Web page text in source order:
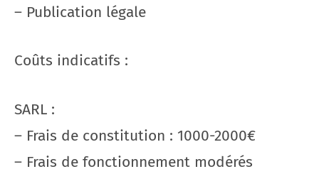
– Publication légale
Coûts indicatifs :
SARL :
– Frais de constitution : 1000-2000€
– Frais de fonctionnement modérés